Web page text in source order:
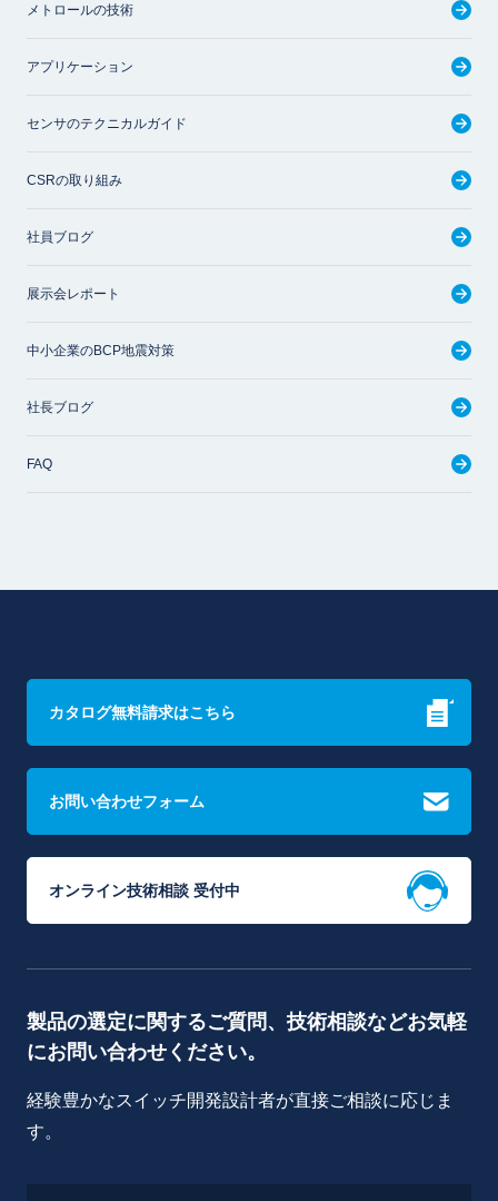
メトロールの技術
アプリケーション
センサのテクニカルガイド
CSRの取り組み
社員ブログ
展示会レポート
中小企業のBCP地震対策
社長ブログ
FAQ
カタログ無料請求はこちら
お問い合わせフォーム
オンライン技術相談 受付中
製品の選定に関するご質問、技術相談などお気軽
にお問い合わせください。
経験豊かなスイッチ開発設計者が直接ご相談に応じま
す。